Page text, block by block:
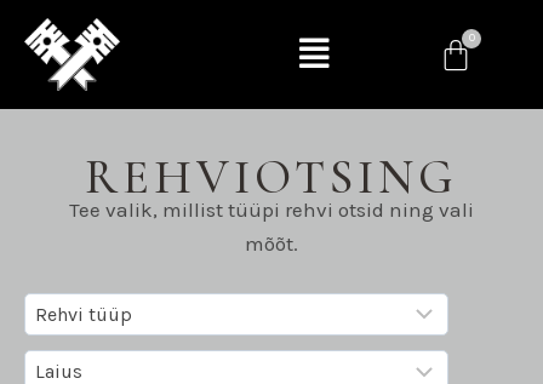
REHVIOTSING
Tee valik, millist tüüpi rehvi otsid ning vali
mõõt.